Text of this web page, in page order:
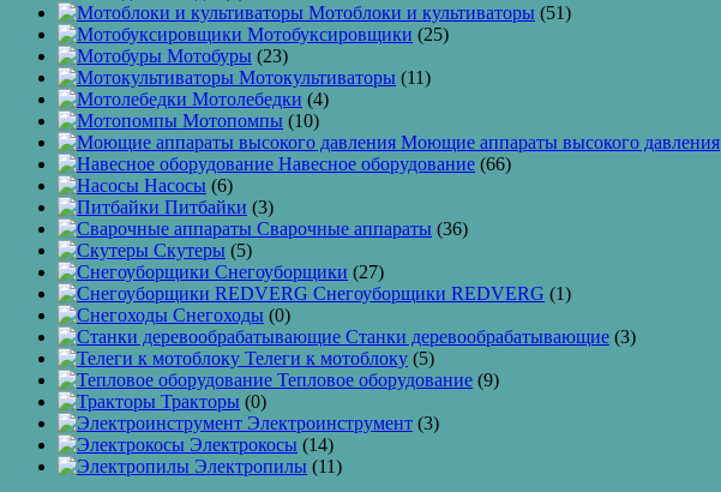
Мотоблоки и культиваторы (51)
Мотобуксировщики (25)
Мотобуры (23)
Мотокультиваторы (11)
Мотолебедки (4)
Мотопомпы (10)
Моющие аппараты высокого давления
Навесное оборудование (66)
Насосы (6)
Питбайки (3)
Сварочные аппараты (36)
Скутеры (5)
Снегоуборщики (27)
Снегоуборщики REDVERG (1)
Снегоходы (0)
Станки деревообрабатывающие (3)
Телеги к мотоблоку (5)
Тепловое оборудование (9)
Тракторы (0)
Электроинструмент (3)
Электрокосы (14)
Электропилы (11)